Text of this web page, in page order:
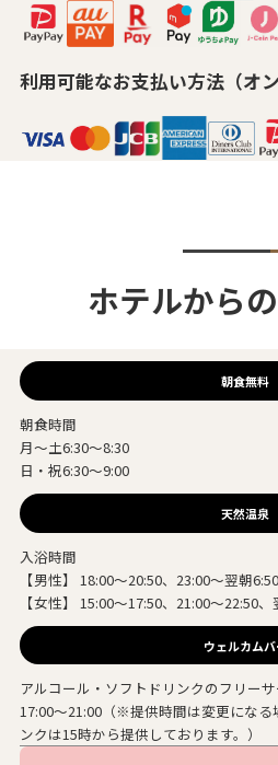
利用可能なお支払い方法（オ
ホテルから
朝食無料
朝食時間
月～土6:30～8:30
日・祝6:30～9:00
天然温泉
入浴時間
【男性】 18:00～20:50、23:00～翌朝6:50
【女性】 15:00～17:50、21:00～22:50
ウェルカムバ
アルコール・ソフトドリンクのフリーサ
17:00～21:00（※提供時間は変更になる
ンクは15時から提供しております。）